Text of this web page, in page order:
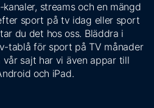
streams och en mängd
sport på tv idag eller sport
du det hos oss. Bläddra i
tablå för sport på TV månader
sajt har vi även appar till
och iPad.